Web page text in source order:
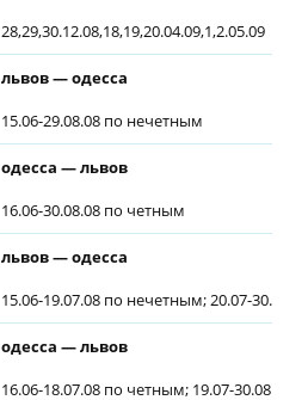
28,29,30.12.08,18,19,20.04.09,1,2.05.09
львов — одесса
15.06-29.08.08 по нечетным
одесса — львов
16.06-30.08.08 по четным
львов — одесса
15.06-19.07.08 по нечетным; 20.07-
одесса — львов
16.06-18.07.08 по четным; 19.07-30.08.08